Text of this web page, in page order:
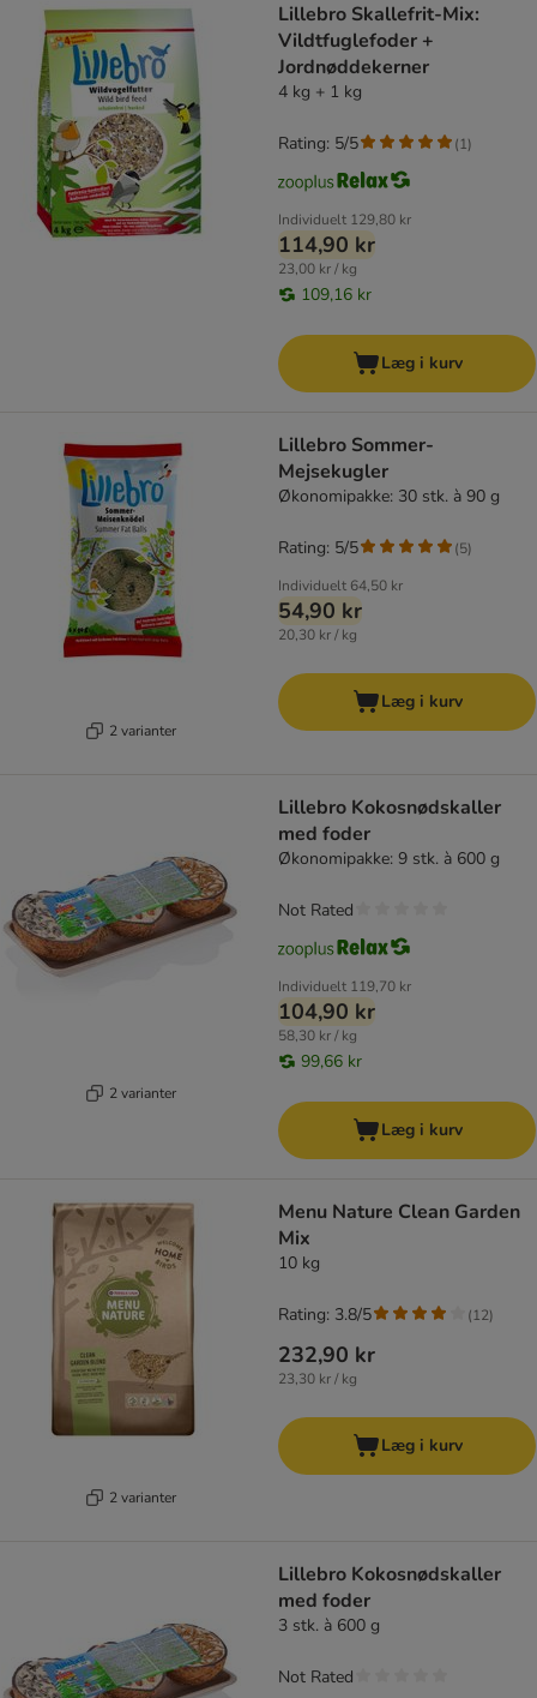
Lillebro Skallefrit-Mix:
Vildtfuglefoder +
Jordnøddekerner
4 kg + 1 kg
Individuelt 129,80 kr
114,90 kr
23,00 kr / kg
109,16 kr
Rating: 5/5 (1)
Læg i kurv
2 varianter
Lillebro Sommer-
Mejsekugler
Økonomipakke: 30 stk. à 90 g
Individuelt 64,50 kr
54,90 kr
20,30 kr / kg
Rating: 5/5 (5)
Læg i kurv
2 varianter
Lillebro Kokosnødskaller
med foder
Økonomipakke: 9 stk. à 600 g
Individuelt 119,70 kr
104,90 kr
58,30 kr / kg
99,66 kr
Not Rated
Læg i kurv
2 varianter
Menu Nature Clean Garden
Mix
10 kg
232,90 kr
23,30 kr / kg
Rating: 3.8/5 (12)
Læg i kurv
Lillebro Kokosnødskaller
med foder
3 stk. à 600 g
Not Rated